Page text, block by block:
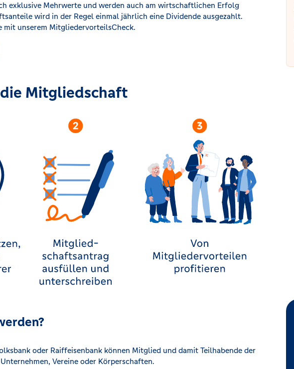
exklusive Mehrwerte und werden auch am wirtschaftlichen Erfolg
wird in der Regel einmal jährlich eine Dividende ausgezahlt.
mit unserem MitgliedervorteilsCheck.
Mitgliedschaft
oder Raiffeisenbank können Mitglied und damit Teilhabende der
Vereine oder Körperschaften.